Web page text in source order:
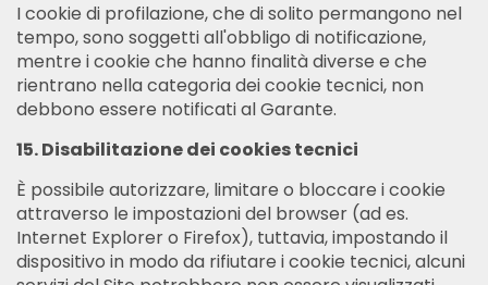
I cookie di profilazione, che di solito permangono nel
tempo, sono soggetti all'obbligo di notificazione,
mentre i cookie che hanno finalità diverse e che
rientrano nella categoria dei cookie tecnici, non
debbono essere notificati al Garante.
15. Disabilitazione dei cookies tecnici
È possibile autorizzare, limitare o bloccare i cookie
attraverso le impostazioni del browser (ad es.
Internet Explorer o Firefox), tuttavia, impostando il
dispositivo in modo da rifiutare i cookie tecnici, alcuni